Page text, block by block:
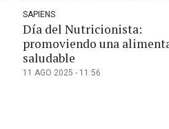
SAPIENS
Día del Nutricionista:
promoviendo una
saludable
11 AGO 2025 - 11:56